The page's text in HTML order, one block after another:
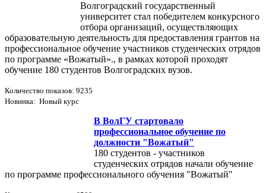
Волгоградский государственный
университет стал победителем конкурсного
отбора организаций, осуществляющих
образовательную деятельность для предоставления грантов на
профессиональное обучение участников студенческих отрядов
по программе «Вожатый»., в рамках которой проходят
обучение 180 студентов Волгоградских вузов.
Количество показов: 9235
Новинка: Новый курс
В ВолГУ стартовало
профессиональное обучение по
должности "Вожатый"
180 студентов - участников
студенческих отрядов начали обучение
по программе профессионального обучения "Вожатый"